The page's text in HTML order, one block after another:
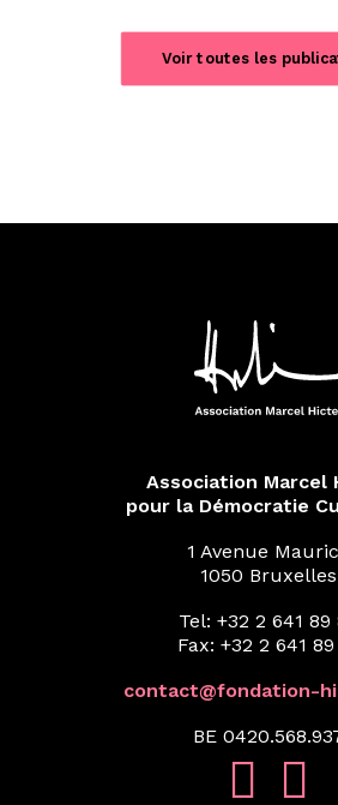
Voir toutes les
Association Marcel
pour la Démocratie
1 Avenue
1050 Bruxelles
Tel: +32 2 641 89
Fax: +32 2 641 89
contact@fondation-
BE